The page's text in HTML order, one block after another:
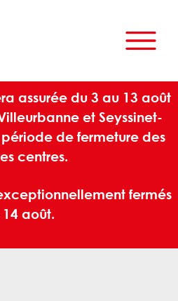
assurée du 3 au 13 août
et Seyssinet-
de fermeture des
centres.
fermés
14 août.